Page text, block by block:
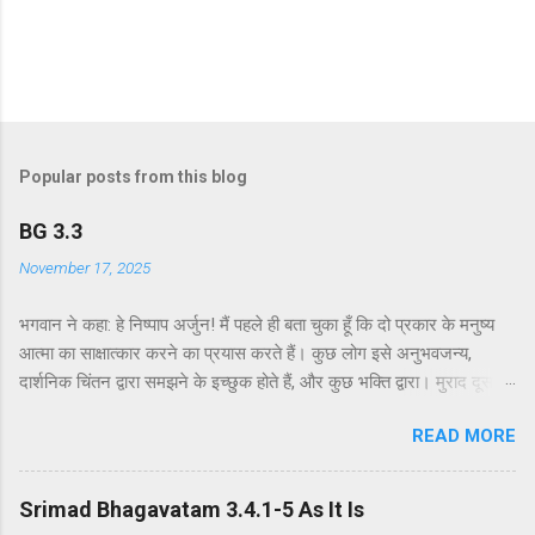
Popular posts from this blog
BG 3.3
November 17, 2025
भगवान ने कहा: हे निष्पाप अर्जुन! मैं पहले ही बता चुका हूँ कि दो प्रकार के मनुष्य
आत्मा का साक्षात्कार करने का प्रयास करते हैं। कुछ लोग इसे अनुभवजन्य,
दार्शनिक चिंतन द्वारा समझने के इच्छुक होते हैं, और कुछ भक्ति द्वारा। मुराद दूसरे
कर्मयोग या बुद्धियोग। इस श्लोक में भगवान इसे और भी स्पष्ट रूप से समझाते हैं।
सांख्ययोग, अर्थात् आत्मा और पदार्थ की प्रकृति का विश्लेषणात्मक अध्ययन, उन
लोगों के लिए विषय है जो प्रयोगात्मक ज्ञान और दर्शन द्वारा अनुमान लगाने और
समझने के इच्छुक हैं। दूसरे वर्ग के लोग कृष्णभावनामृत में कर्म करते हैं, जैसा कि
READ MORE
Srimad Bhagavatam 3.4.1-5 As It Is